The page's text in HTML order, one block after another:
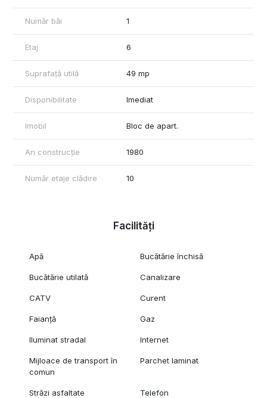
Număr băi 1
Etaj 6
Suprafață utilă 49 mp
Disponibilitate Imediat
Imobil Bloc de apart.
An construcție 1980
Număr etaje clădire 10
Facilități
Apă Bucătărie închisă
Bucătărie utilată Canalizare
CATV Curent
Faianță Gaz
Iluminat stradal Internet
Mijloace de transport în
comun
Parchet laminat
Străzi asfaltate Telefon